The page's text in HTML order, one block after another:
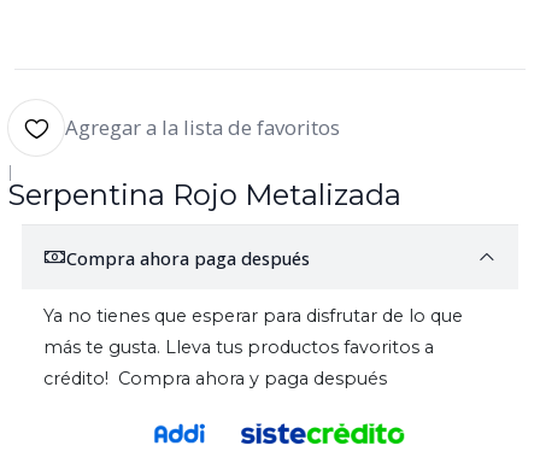
Agregar a la lista de favoritos
|
Serpentina Rojo Metalizada
Compra ahora paga después
Ya no tienes que esperar para disfrutar de lo que
más te gusta. Lleva tus productos favoritos a
crédito! Compra ahora y paga después